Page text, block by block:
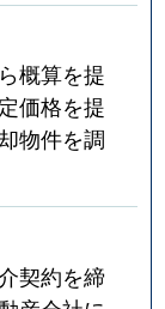
概算を提
価格を提
物件を調
契約を締